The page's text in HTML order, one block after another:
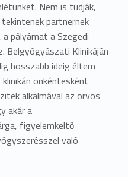
Nem is tudják,
partnernek
pályámat a Szegedi
Belgyógyászati Klinikáján
hosszabb ideig éltem
önkéntesként
alkalmával az orvos
akár a
figyelemkeltő
való